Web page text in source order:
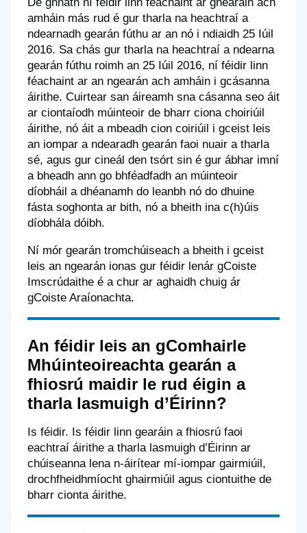
amháin más rud é gur tharla na heachtraí a
ndearnadh gearán fúthu ar an nó i ndiaidh 25 Iúil
2016. Sa chás gur tharla na heachtraí a ndearna
gearán fúthu roimh an 25 Iúil 2016, ní féidir linn
féachaint ar an ngearán ach amháin i gcásanna
áirithe. Cuirtear san áireamh sna cásanna seo áit
ar ciontaíodh múinteoir de bharr ciona choiriúil
áirithe, nó áit a mbeadh cion coiriúil i gceist leis
an iompar a ndearadh gearán faoi nuair a tharla
sé, agus gur cineál den tsórt sin é gur ábhar imní
a bheadh ann go bhféadfadh an múinteoir
díobháil a dhéanamh do leanbh nó do dhuine
fásta soghonta ar bith, nó a bheith ina c(h)úis
díobhála dóibh.
Ní mór gearán tromchúiseach a bheith i gceist
leis an ngearán ionas gur féidir lenár gCoiste
Imscrúdaithe é a chur ar aghaidh chuig ár
gCoiste Araíonachta.
An féidir leis an gComhairle
Mhúinteoireachta gearán a
fhiosrú maidir le rud éigin a
tharla lasmuigh d’Éirinn?
Is féidir. Is féidir linn gearáin a fhiosrú faoi
eachtraí áirithe a tharla lasmuigh d’Éirinn ar
chúiseanna lena n-áirítear mí-iompar gairmiúil,
drochfheidhmíocht ghairmiúil agus ciontuithe de
bharr cionta áirithe.